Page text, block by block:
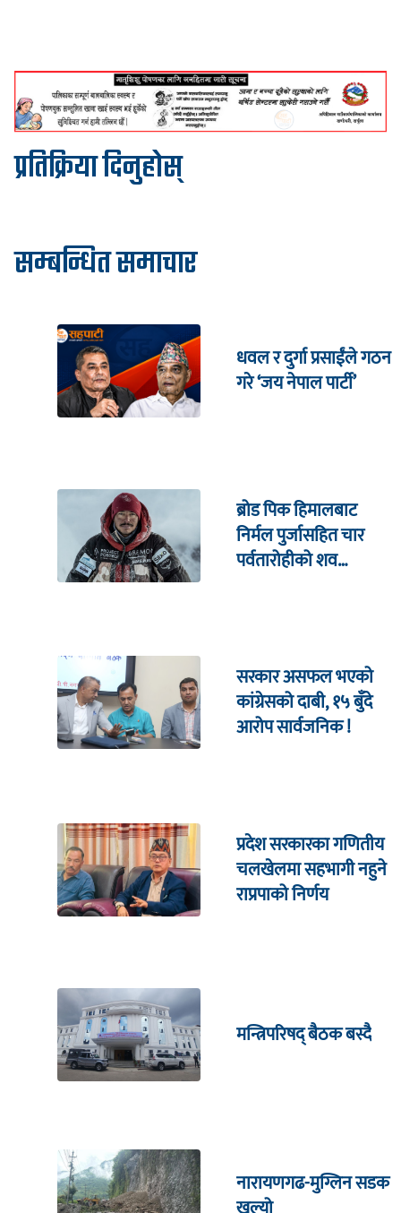
प्रतिक्रिया दिनुहोस्
सम्बन्धित समाचार
धवल र दुर्गा प्रसाईंले गठन
गरे ‘जय नेपाल पार्टी’
ब्रोड पिक हिमालबाट
निर्मल पुर्जासहित चार
पर्वतारोहीको शव
सरकार असफल भएको
कांग्रेसको दाबी, १५ बुँदे
आरोप सार्वजनिक !
प्रदेश सरकारका गणितीय
चलखेलमा सहभागी नहुने
राप्रपाको निर्णय
मन्त्रिपरिषद् बैठक बस्दै
नारायणगढ-मुग्लिन सडक